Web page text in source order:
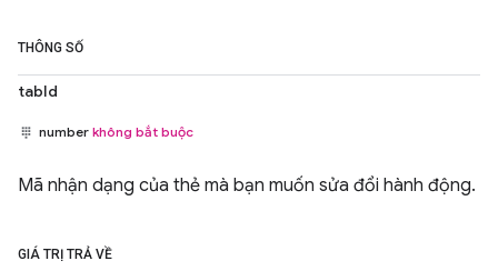
THÔNG SỐ
tabId
number không bắt buộc
Mã nhận dạng của thẻ mà bạn muốn sửa đổi hành động.
GIÁ TRỊ TRẢ VỀ